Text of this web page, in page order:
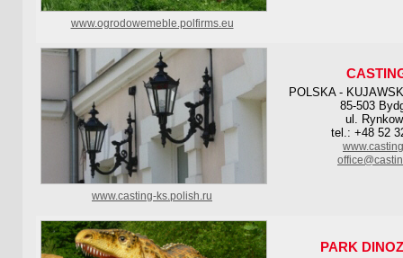
www.ogrodowemeble.polfirms.eu
POLSKA -
85-503
ul.
tel.: +48 52
www.casting-ks.polish.ru
PARK